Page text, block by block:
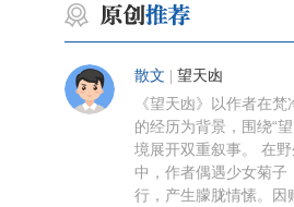
散文 望天凼
《望天凼》以作者在
的经历为背景，围绕“
境展开双重叙事。 在
中，作者偶遇少女菊子
行，产生朦胧情愫。因